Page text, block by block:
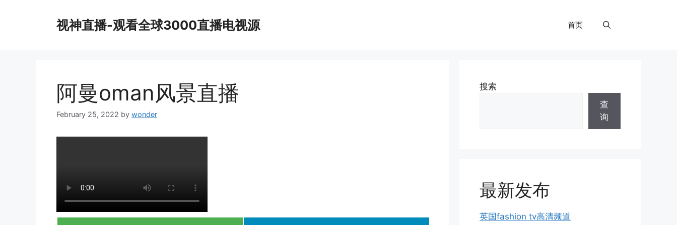
视神直播-观看全球3000直播电视源 首页
阿曼oman风景直播
February 25, 2022 by wonder
搜索
查
询
最新发布
英国fashion tv高清频道